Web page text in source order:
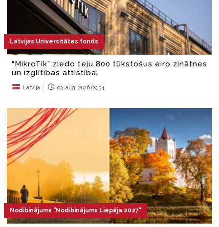
Latvijas Universitātes fonds
“MikroTik” ziedo teju 800 tūkstošus eiro zinātnes
un izglītības attīstībai
Latvija 03. aug. 2026 09:34
Nodibinājums "Nodibinājums Liepāja 2027"